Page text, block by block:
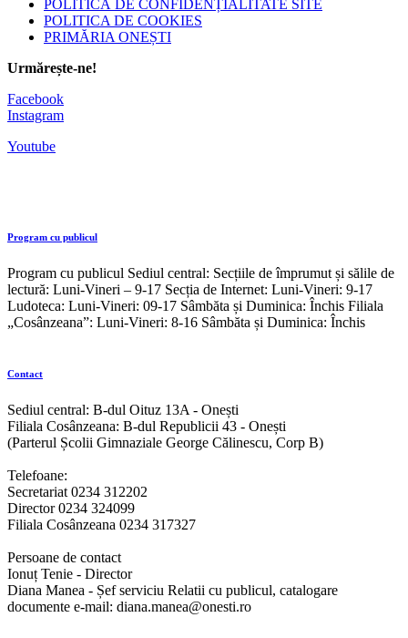
POLITICĂ DE CONFIDENȚIALITATE SITE
POLITICA DE COOKIES
PRIMĂRIA ONEȘTI
Urmărește-ne!
Facebook
Instagram
Youtube
Program cu publicul
Program cu publicul Sediul central: Secțiile de împrumut și sălile de
lectură: Luni-Vineri – 9-17 Secția de Internet: Luni-Vineri: 9-17
Ludoteca: Luni-Vineri: 09-17 Sâmbăta și Duminica: Închis Filiala
„Cosânzeana”: Luni-Vineri: 8-16 Sâmbăta și Duminica: Închis
Contact
Sediul central: B-dul Oituz 13A - Onești
Filiala Cosânzeana: B-dul Republicii 43 - Onești
(Parterul Școlii Gimnaziale George Călinescu, Corp B)
Telefoane:
Secretariat 0234 312202
Director 0234 324099
Filiala Cosânzeana 0234 317327
Persoane de contact
Ionuț Tenie - Director
Diana Manea - Șef serviciu Relatii cu publicul, catalogare
documente e-mail: diana.manea@onesti.ro